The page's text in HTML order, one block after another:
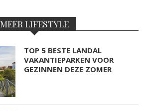
MEER LIFESTYLE
TOP 5 BESTE LANDAL
VAKANTIEPARKEN VOOR
GEZINNEN DEZE ZOMER